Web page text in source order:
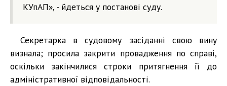
КУпАП», - йдеться у постанові суду.
Секретарка в судовому засіданні свою вину
визнала; просила закрити провадження по справі,
оскільки закінчилися строки притягнення її до
адміністративної відповідальності.